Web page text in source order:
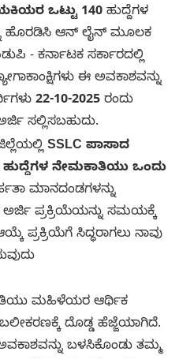
ಒಟ್ಟು 140 ಹುದ್ದೆಗಳ
ಹೊರಡಿಸಿ ಆನ್ ಲೈನ್ ಮೂಲಕ
- ಕರ್ನಾಟಕ ಸರ್ಕಾರದಲ್ಲಿ
ಈ ಅವಕಾಶವನ್ನು
22-10-2025 ರಂದು
ಸಲ್ಲಿಸಬಹುದು.
SSLC ಪಾಸಾದ
ನೇಮಕಾತಿಯು ಒಂದು
ಮಾನದಂಡಗಳನ್ನು
ಅರ್ಜಿ ಪ್ರಕ್ರಿಯೆಯನ್ನು ಸಮಯಕ್ಕೆ
ಪ್ರಕ್ರಿಯೆಗೆ ಸಿದ್ಧರಾಗಲು ನಾವು
ಆರ್ಥಿಕ
ದೊಡ್ಡ ಹೆಜ್ಜೆಯಾಗಿದೆ.
ಬಳಸಿಕೊಂಡು ತಮ್ಮ